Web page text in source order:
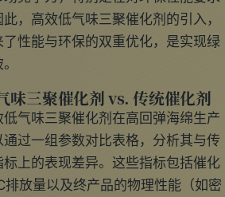
，高效低气味三聚催化剂的引入，
性能与环保的双重优化，是实现绿
味三聚催化剂 vs. 传统催化剂
气味三聚催化剂在高回弹海绵生产
过一组参数对比表格，分析其与传
上的表现差异。这些指标包括催化
排放量以及终产品的物理性能（如密